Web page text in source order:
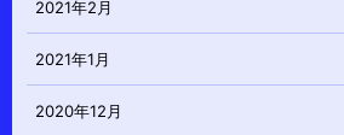
2021年2月
2021年1月
2020年12月